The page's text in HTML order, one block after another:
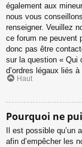
également aux
nous vous
renseigner. Veuillez
ce forum ne peuvent
donc pas être
sur la question « Qui
d’ordres légaux liés à
Haut
Pourquoi ne
Il est possible
afin d’empêcher les